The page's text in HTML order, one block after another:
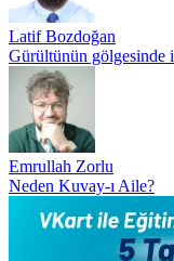
Latif Bozdoğan
Gürültünün gölgesinde
Emrullah Zorlu
Neden Kuvay-ı Aile?